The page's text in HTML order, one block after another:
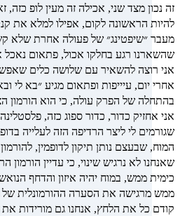
זה נכון מצד שני, אכילה זה מעין לופ
להיות הראשונה לקום, אפילו למלא את
מעבר ״שיפטינג״ של פעולה אחרת שלא
שהשארנו רגע בחלקו אכול, פתאום
אני רוצה להשאיר עם שלושה כלים
אחרי יום, עיייפות ופתאום מגיע ״בא
בהתחלה של הפרק עולה, כי הוא הורמון
אני אחזיק כדור, כדור ספוג כזה,
שגורמים לי ליצר הרדיפה הזה לעלייה
כימית ממש, במוח יהיה איזון והדחף
ממש מרגישה את הסערה ההורמונלית של
קודם כל את הלחץ, אנחנו גם מורידות